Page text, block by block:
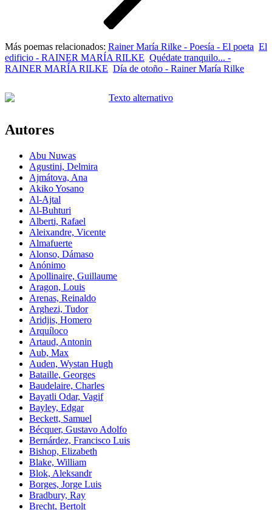
Más poemas relacionados: Rainer María Rilke - Poesía - El poeta El
edificio - RAINER MARÍA RILKE Quédate tranquilo... -
RAINER MARÍA RILKE Día de otoño - Rainer María Rilke
Autores
Abu Nuwas
Agustini, Delmira
Ajmátova, Ana
Akiko Yosano
Al-Ajtal
Al-Buhturi
Alberti, Rafael
Aleixandre, Vicente
Almafuerte
Alonso, Dámaso
Anónimo
Apollinaire, Guillaume
Aragon, Louis
Arenas, Reinaldo
Arghezi, Tudor
Aridjis, Homero
Arquíloco
Artaud, Antonin
Aub, Max
Auden, Wystan Hugh
Bataille, Georges
Baudelaire, Charles
Bayatli Odar, Vagif
Bayley, Edgar
Beckett, Samuel
Bécquer, Gustavo Adolfo
Bernárdez, Francisco Luis
Bishop, Elizabeth
Blake, William
Blok, Aleksandr
Borges, Jorge Luis
Bradbury, Ray
Brecht, Bertolt